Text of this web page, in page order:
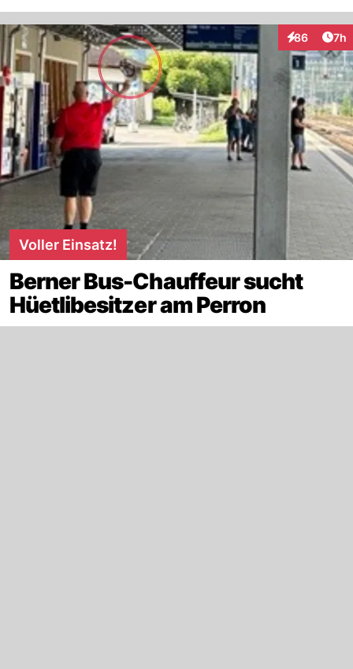
86
Interaktionen
7h
Voller Einsatz!
Berner Bus-Chauffeur sucht
Hüetlibesitzer am Perron